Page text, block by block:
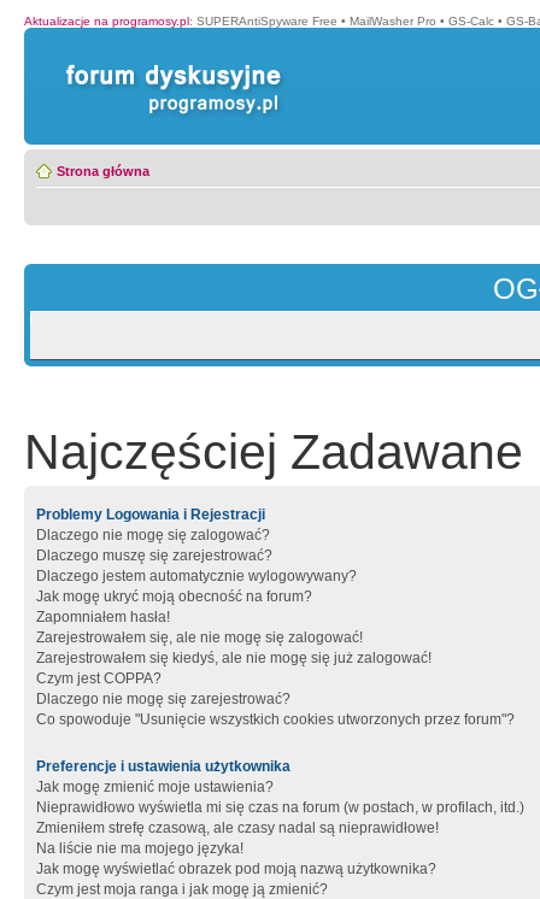
Aktualizacje na programosy.pl: SUPERAntiSpyware Free • MailWasher Pro • GS-Calc • GS-
Strona główna
Najczęściej Zadawane
Problemy Logowania i Rejestracji
Dlaczego nie mogę się zalogować?
Dlaczego muszę się zarejestrować?
Dlaczego jestem automatycznie wylogowywany?
Jak mogę ukryć moją obecność na forum?
Zapomniałem hasła!
Zarejestrowałem się, ale nie mogę się zalogować!
Zarejestrowałem się kiedyś, ale nie mogę się już zalogować!
Czym jest COPPA?
Dlaczego nie mogę się zarejestrować?
Co spowoduje "Usunięcie wszystkich cookies utworzonych przez forum"?
Preferencje i ustawienia użytkownika
Jak mogę zmienić moje ustawienia?
Nieprawidłowo wyświetla mi się czas na forum (w postach, w profilach, itd.)
Zmieniłem strefę czasową, ale czasy nadal są nieprawidłowe!
Na liście nie ma mojego języka!
Jak mogę wyświetlać obrazek pod moją nazwą użytkownika?
Czym jest moja ranga i jak mogę ją zmienić?